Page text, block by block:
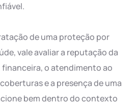
de uma proteção por
vale avaliar a reputação da
financeira, o atendimento ao
e a presença de uma
bem dentro do contexto